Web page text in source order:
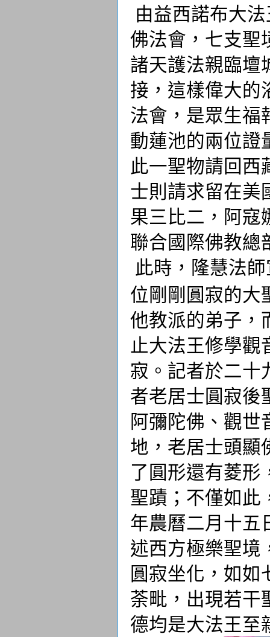
由益西諾布大
佛法會，七支聖
諸天護法親臨壇
接，這樣偉大的
法會，是眾生福
動蓮池的兩位證
此一聖物請回西
士則請求留在美
果三比二，阿寇
聯合國際佛教總
此時，隆慧法
位剛剛圓寂的大
他教派的弟子，
止大法王修學觀
寂。記者於二十
者老居士圓寂後
阿彌陀佛、觀世
地，老居士頭顯
了圓形還有菱形
聖蹟；不僅如此
年農曆二月十五
述西方極樂聖境
圓寂坐化，如如
荼毗，出現若干
德均是大法王至